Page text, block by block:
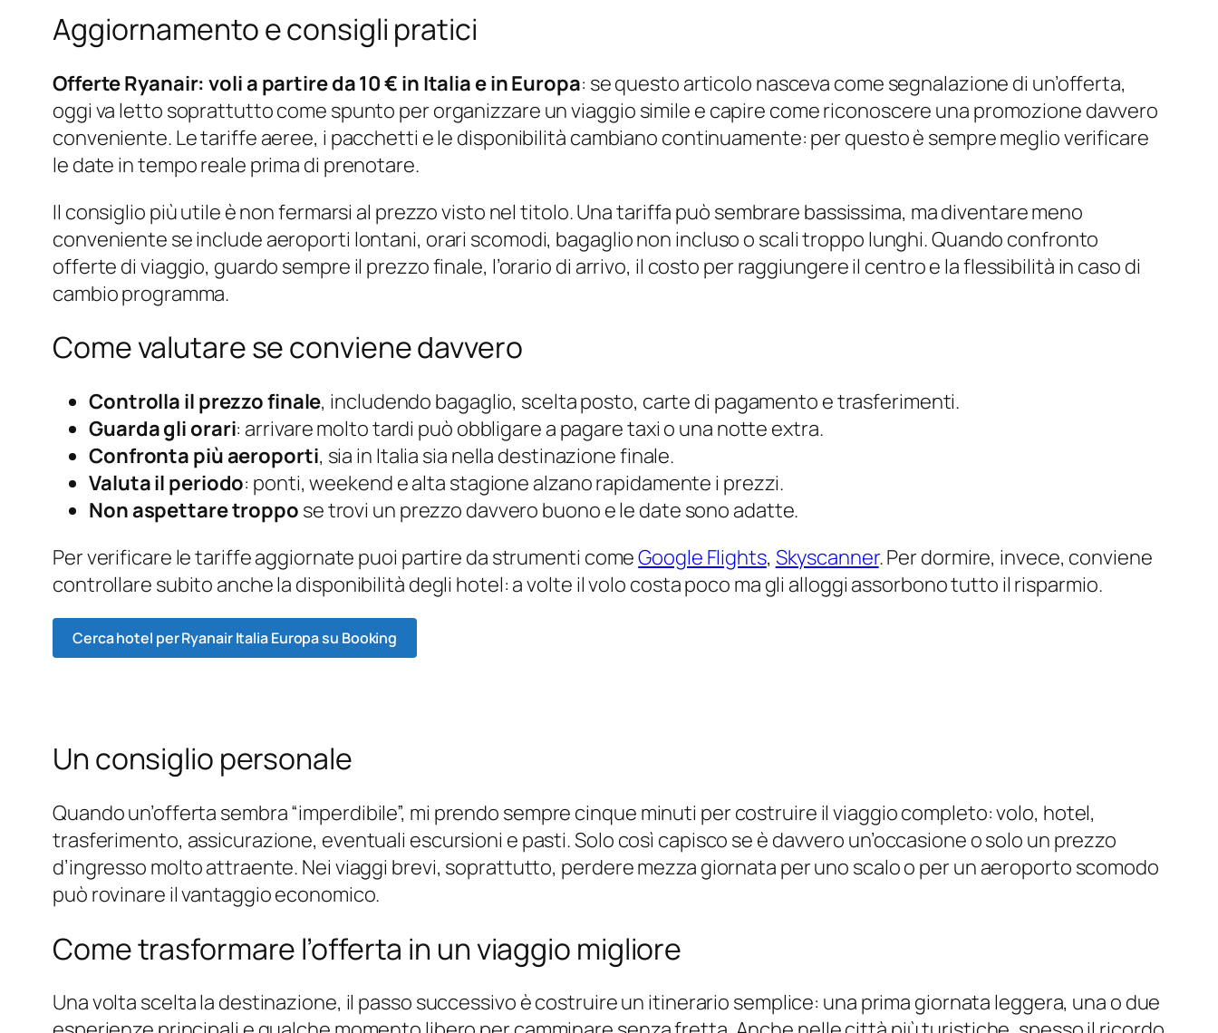
Aggiornamento e consigli pratici
Offerte Ryanair: voli a partire da 10 € in Italia e in Europa: se questo articolo nasceva come segnalazione di un’offerta,
oggi va letto soprattutto come spunto per organizzare un viaggio simile e capire come riconoscere una promozione davvero
conveniente. Le tariffe aeree, i pacchetti e le disponibilità cambiano continuamente: per questo è sempre meglio verificare
le date in tempo reale prima di prenotare.
Il consiglio più utile è non fermarsi al prezzo visto nel titolo. Una tariffa può sembrare bassissima, ma diventare meno
conveniente se include aeroporti lontani, orari scomodi, bagaglio non incluso o scali troppo lunghi. Quando confronto
offerte di viaggio, guardo sempre il prezzo finale, l’orario di arrivo, il costo per raggiungere il centro e la flessibilità in caso di
cambio programma.
Come valutare se conviene davvero
Controlla il prezzo finale, includendo bagaglio, scelta posto, carte di pagamento e trasferimenti.
Guarda gli orari: arrivare molto tardi può obbligare a pagare taxi o una notte extra.
Confronta più aeroporti, sia in Italia sia nella destinazione finale.
Valuta il periodo: ponti, weekend e alta stagione alzano rapidamente i prezzi.
Non aspettare troppo se trovi un prezzo davvero buono e le date sono adatte.
Per verificare le tariffe aggiornate puoi partire da strumenti comeGoogle Flights, Skyscanner. Per dormire, invece, conviene
controllare subito anche la disponibilità degli hotel: a volte il volo costa poco ma gli alloggi assorbono tutto il risparmio.
Cerca hotel per Ryanair Italia Europa su Booking
Un consiglio personale
Quando un’offerta sembra “imperdibile”, mi prendo sempre cinque minuti per costruire il viaggio completo: volo, hotel,
trasferimento, assicurazione, eventuali escursioni e pasti. Solo così capisco se è davvero un’occasione o solo un prezzo
d’ingresso molto attraente. Nei viaggi brevi, soprattutto, perdere mezza giornata per uno scalo o per un aeroporto scomodo
può rovinare il vantaggio economico.
Come trasformare l’offerta in un viaggio migliore
Una volta scelta la destinazione, il passo successivo è costruire un itinerario semplice: una prima giornata leggera, una o due